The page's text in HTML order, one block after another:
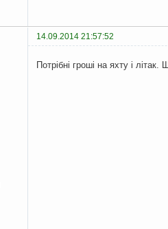
14.09.2014 21:57:52
Потрібні гроші на яхту і літак.